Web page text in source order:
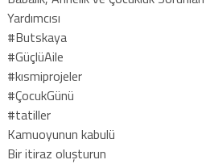
Yardımcısı
#Butskaya
#GüçlüAile
#kısmiprojeler
#ÇocukGünü
#tatiller
Kamuoyunun kabulü
Bir itiraz oluşturun